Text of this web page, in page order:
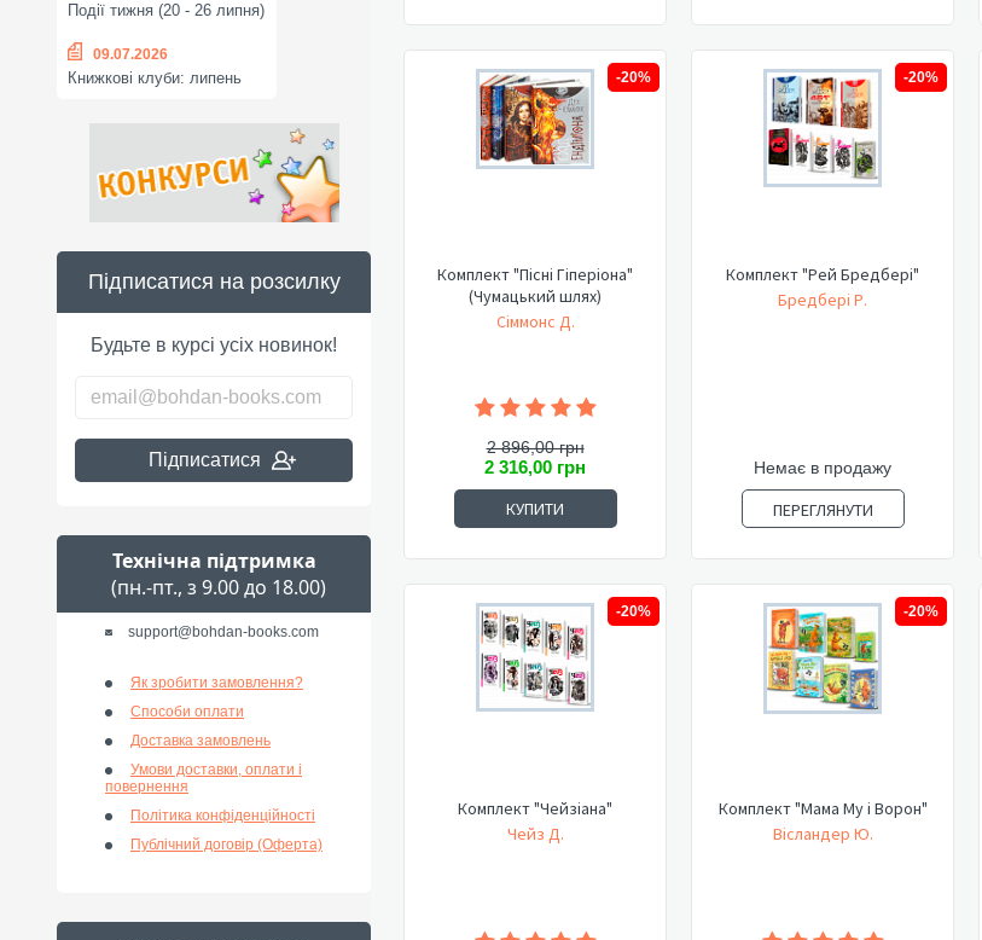
Події тижня (20 - 26 липня)
09.07.2026
Книжкові клуби: липень
Підписатися на розсилку
Будьте в курсі усіх новинок!
Підписатися
Технічна підтримка
(пн.-пт., з 9.00 до 18.00)
support@bohdan-books.com
Як зробити замовлення?
Способи оплати
Доставка замовлень
Умови доставки, оплати і
повернення
Політика конфіденційності
Публічний договір (Оферта)
-20%
Комплект "Пісні Гіперіона"
(Чумацький шлях)
Сіммонс Д.
2 896,00 грн
2 316,00 грн
КУПИТИ
-20%
Комплект "Рей Бредбері"
Бредбері Р.
Немає в продажу
ПЕРЕГЛЯНУТИ
-20%
Комплект "Чейзіана"
Чейз Д.
-20%
Комплект "Мама Му і Ворон"
Вісландер Ю.